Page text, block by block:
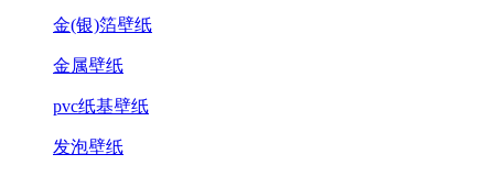
金(银)箔壁纸
金属壁纸
pvc纸基壁纸
发泡壁纸